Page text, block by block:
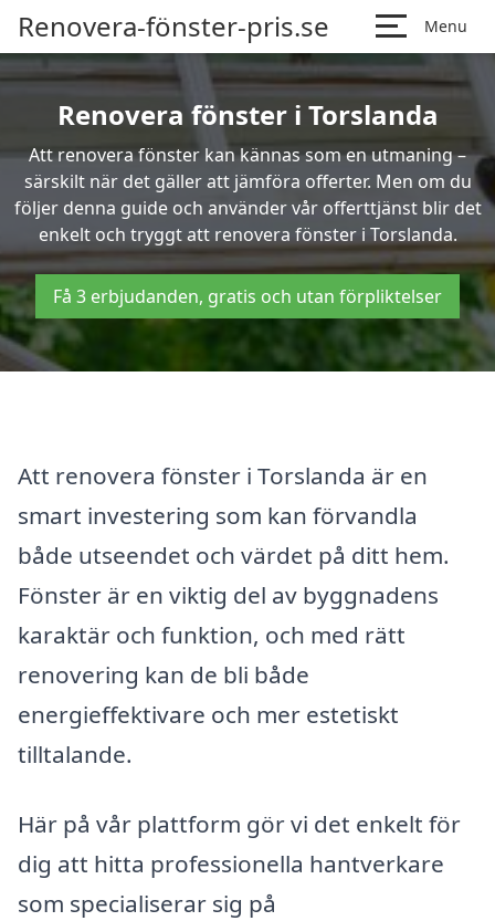
Renovera-fönster-pris.se Menu
Renovera fönster i Torslanda
Att renovera fönster kan kännas som en utmaning –
särskilt när det gäller att jämföra offerter. Men om du
följer denna guide och använder vår offerttjänst blir det
enkelt och tryggt att renovera fönster i Torslanda.
Få 3 erbjudanden, gratis och utan förpliktelser
Att renovera fönster i Torslanda är en
smart investering som kan förvandla
både utseendet och värdet på ditt hem.
Fönster är en viktig del av byggnadens
karaktär och funktion, och med rätt
renovering kan de bli både
energieffektivare och mer estetiskt
tilltalande.
Här på vår plattform gör vi det enkelt för
dig att hitta professionella hantverkare
som specialiserar sig på